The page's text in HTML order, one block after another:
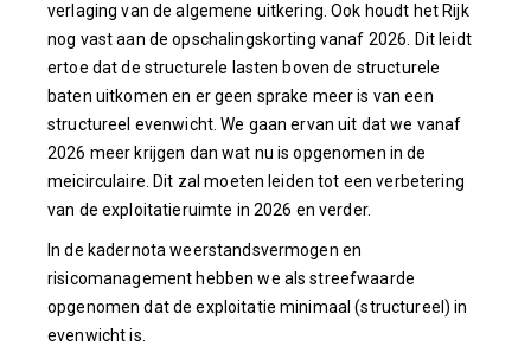
verlaging van de algemene uitkering. Ook houdt het Rijk
nog vast aan de opschalingskorting vanaf 2026. Dit leidt
ertoe dat de structurele lasten boven de structurele
baten uitkomen en er geen sprake meer is van een
structureel evenwicht. We gaan ervan uit dat we vanaf
2026 meer krijgen dan wat nu is opgenomen in de
meicirculaire. Dit zal moeten leiden tot een verbetering
van de exploitatieruimte in 2026 en verder.
In de kadernota weerstandsvermogen en
risicomanagement hebben we als streefwaarde
opgenomen dat de exploitatie minimaal (structureel) in
evenwicht is.